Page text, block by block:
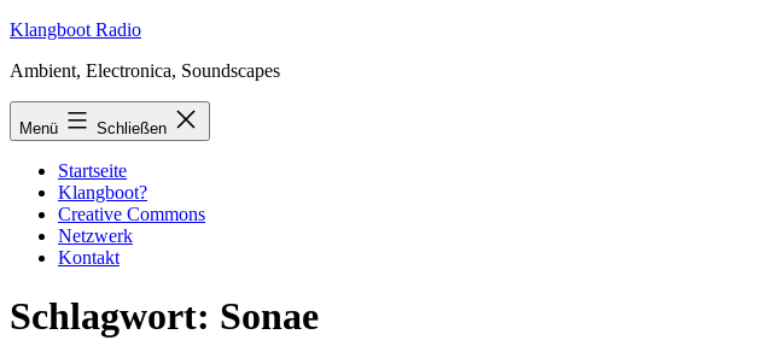
Zum
springen
Klangboot Radio
Ambient, Electronica, Soundscapes
Menü Schließen
Startseite
Klangboot?
Creative Commons
Netzwerk
Kontakt
Schlagwort: Sonae